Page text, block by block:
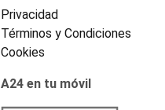
Privacidad
Términos y Condiciones
Cookies
A24 en tu móvil